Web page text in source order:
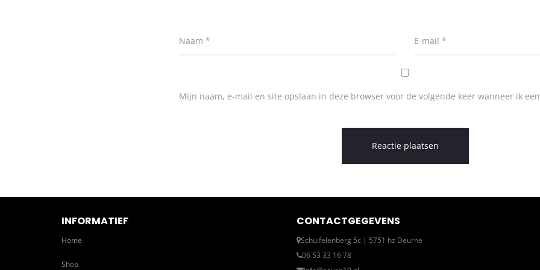
Naam * E-mail *
Mijn naam, e-mail en site opslaan in deze browser voor de volgende keer wanneer ik
INFORMATIEF
Home
Shop
CONTACTGEGEVENS
Schuifelenberg 5c | 5751 hz Deurne
06 53 33 16 78